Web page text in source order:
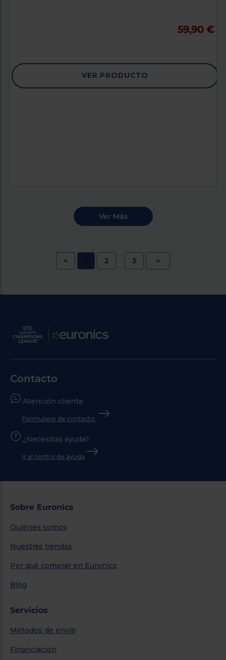
59,90 €
VER PRODUCTO
< 1 2 ... 3 >
Contacto
Atención cliente
Formulario de contacto
¿Necesitas ayuda?
Ir al centro de ayuda
Sobre Euronics
Quiénes somos
Nuestras tiendas
Por qué comprar en Euronics
Blog
Servicios
Métodos de envío
Financiación